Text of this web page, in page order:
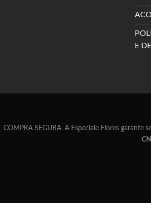
E
COMPRA SEGURA. A Especiale Flores